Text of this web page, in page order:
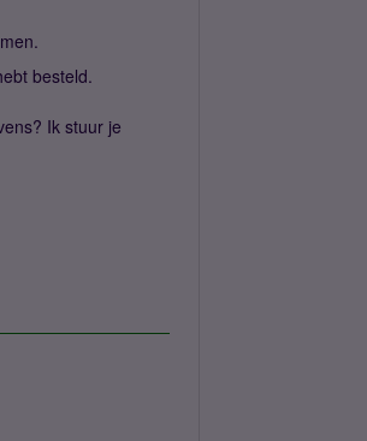
besteld.
Ik stuur je